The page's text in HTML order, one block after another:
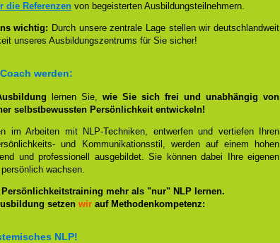
die Referenzen von begeisterten Ausbildungsteilnehmern.
wichtig: Durch unsere zentrale Lage stellen wir deutschlandweit
unseres Ausbildungszentrums für Sie sicher!
werden:
lernen Sie, wie Sie sich frei und unabhängig von
selbstbewussten Persönlichkeit entwickeln!
im Arbeiten mit NLP-Techniken, entwerfen und vertiefen Ihren
und Kommunikationsstil, werden auf einem hohen
und professionell ausgebildet. Sie können dabei Ihre eigenen
wachsen.
mehr als "nur" NLP lernen.
setzen wir auf Methodenkompetenz:
NLP!